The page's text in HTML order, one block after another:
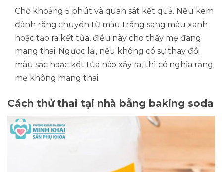
Chờ khoảng 5 phút và quan sát kết quả. Nếu kem
đánh răng chuyển từ màu trắng sang màu xanh
hoặc tạo ra kết tủa, điều này cho thấy mẹ đang
mang thai. Ngược lại, nếu không có sự thay đổi
màu sắc hoặc kết tủa nào xảy ra, thì có nghĩa rằng
mẹ không mang thai.
Cách thử thai tại nhà bằng baking soda